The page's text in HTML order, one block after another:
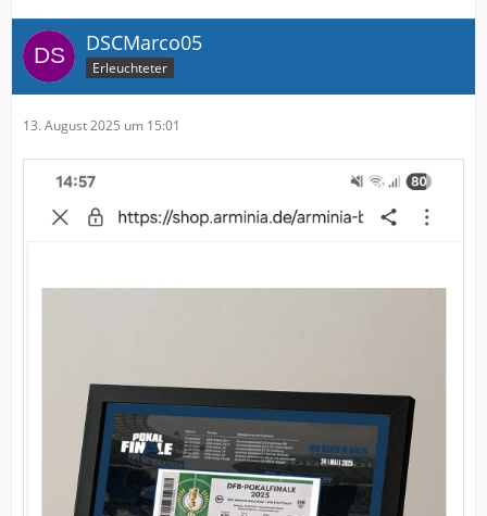
DSCMarco05
Erleuchteter
13. August 2025 um 15:01